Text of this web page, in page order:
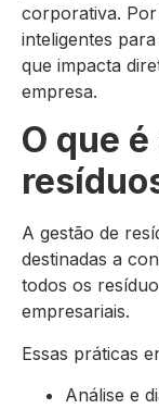
corporativa.
inteligentes
que impacta
empresa.
O que
A gestão de
destinadas a
todos os
empresariais.
Essas práticas
Análise e